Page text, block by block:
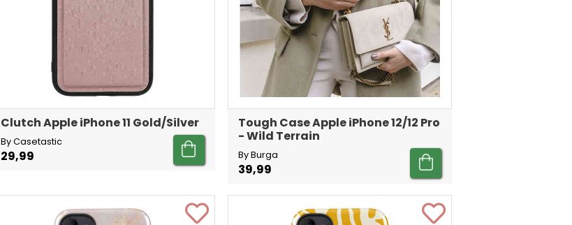
Clutch Apple iPhone 11 Gold/Silver
By Casetastic
29,99
Tough Case Apple iPhone 12/12 Pro
- Wild Terrain
By Burga
39,99